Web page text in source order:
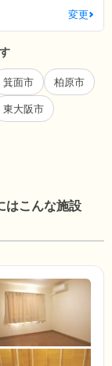
変更
箕面市 柏原市
東大阪市
はこんな施設